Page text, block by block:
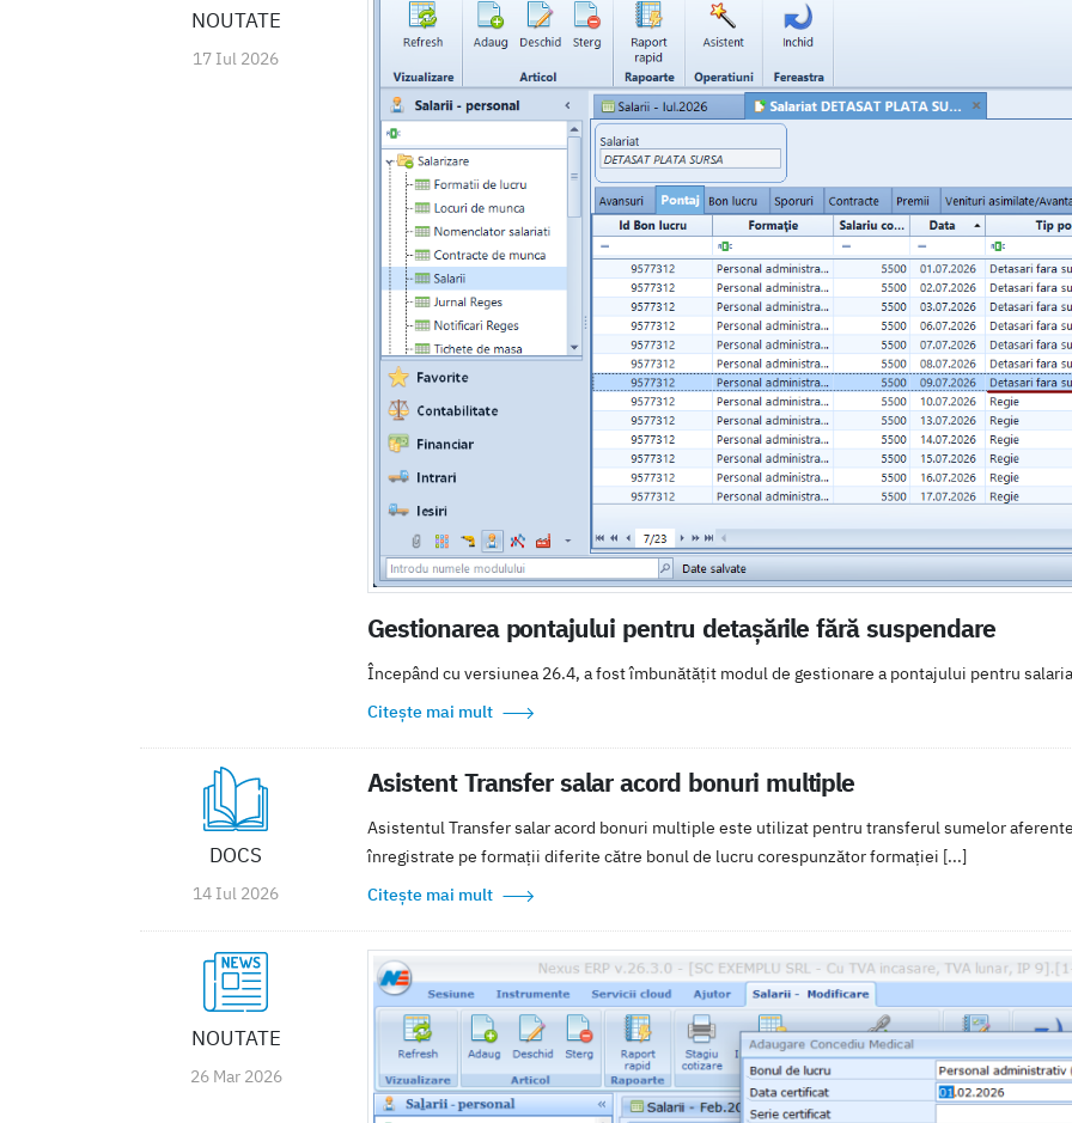
NOUTATE
17 Iul 2026
Gestionarea pontajului pentru detașările fără suspendare
Începând cu versiunea 26.4, a fost îmbunătățit modul de gestionare a pontajului pentru
Citește mai mult
DOCS
14 Iul 2026
Asistent Transfer salar acord bonuri multiple
Asistentul Transfer salar acord bonuri multiple este utilizat pentru transferul sumelor
înregistrate pe formații diferite către bonul de lucru corespunzător formației [...]
Citește mai mult
NOUTATE
26 Mar 2026